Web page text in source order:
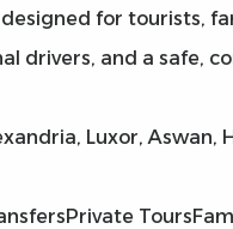
for tourists,
drivers, and a safe,
Luxor, Aswan,